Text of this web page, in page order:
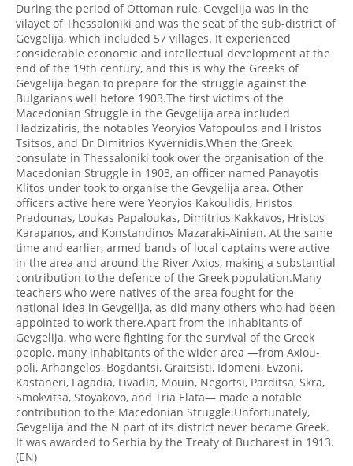
During the period of Ottoman rule, Gevgelija was in the
vilayet of Thessaloniki and was the seat of the sub-district of
Gevgelija, which included 57 villages. It experienced
considerable economic and intellectual development at the
end of the 19th century, and this is why the Greeks of
Gevgelija began to prepare for the struggle against the
Bulgarians well before 1903.The first victims of the
Macedonian Struggle in the Gevgelija area included
Hadzizafiris, the notables Yeoryios Vafopoulos and Hristos
Tsitsos, and Dr Dimitrios Kyvernidis.When the Greek
consulate in Thessaloniki took over the organisation of the
Macedonian Struggle in 1903, an officer named Panayotis
Klitos under took to organise the Gevgelija area. Other
officers active here were Yeoryios Kakoulidis, Hristos
Pradounas, Loukas Papaloukas, Dimitrios Kakkavos, Hristos
Karapanos, and Konstandinos Mazaraki-Ainian. At the same
time and earlier, armed bands of local captains were active
in the area and around the River Axios, making a substantial
contribution to the defence of the Greek population.Many
teachers who were natives of the area fought for the
national idea in Gevgelija, as did many others who had been
appointed to work there.Apart from the inhabitants of
Gevgelija, who were fighting for the survival of the Greek
people, many inhabitants of the wider area —from Axiou-
poli, Arhangelos, Bogdantsi, Graitsisti, Idomeni, Evzoni,
Kastaneri, Lagadia, Livadia, Mouin, Negortsi, Parditsa, Skra,
Smokvitsa, Stoyakovo, and Tria Elata— made a notable
contribution to the Macedonian Struggle.Unfortunately,
Gevgelija and the N part of its district never became Greek.
It was awarded to Serbia by the Treaty of Bucharest in 1913.
(EN)